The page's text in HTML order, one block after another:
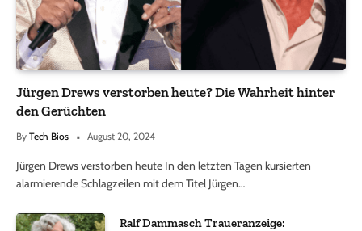
Jürgen Drews verstorben heute? Die Wahrheit hinter
den Gerüchten
By Tech Bios August 20, 2024
Jürgen Drews verstorben heute In den letzten Tagen kursierten
alarmierende Schlagzeilen mit dem Titel Jürgen…
Ralf Dammasch Traueranzeige: